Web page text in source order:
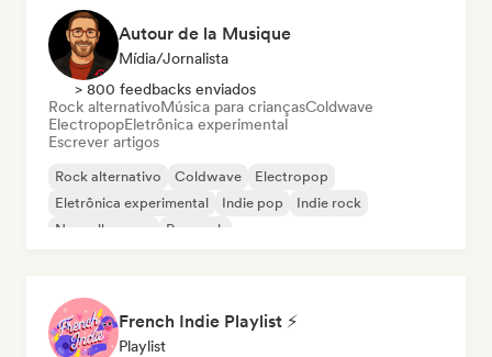
Autour de la Musique
Mídia/Jornalista
> 800 feedbacks enviados
Rock alternativoMúsica para criançasColdwave
ElectropopEletrônica experimental
Escrever artigos
Rock alternativo Coldwave
Electropop
Eletrônica experimental
Indie pop
Indie rock
Nouvelle scene
Pop rock
French Indie Playlist ⚡
Playlist